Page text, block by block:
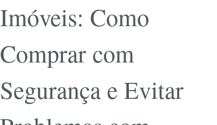
Imóveis: Como
Comprar com
Segurança e Evitar